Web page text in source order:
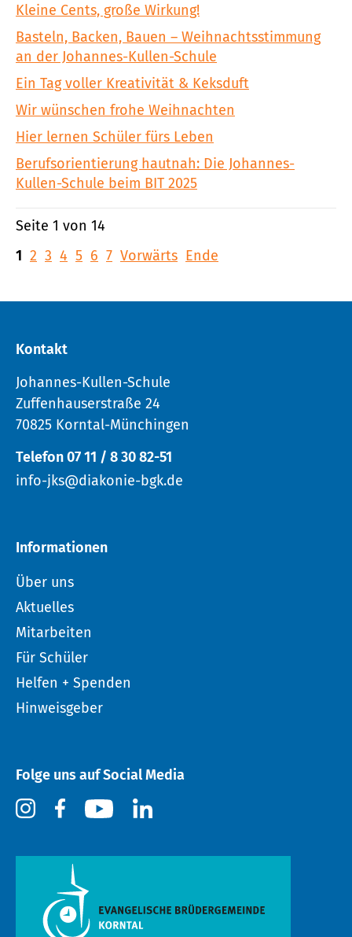
Kleine Cents, große Wirkung!
Basteln, Backen, Bauen – Weihnachtsstimmung
an der Johannes-Kullen-Schule
Ein Tag voller Kreativität & Keksduft
Wir wünschen frohe Weihnachten
Hier lernen Schüler fürs Leben
Berufsorientierung hautnah: Die Johannes-
Kullen-Schule beim BIT 2025
Seite 1 von 14
1 2 3 4 5 6 7 Vorwärts Ende
Kontakt
Johannes-Kullen-Schule
Zuffenhauserstraße 24
70825 Korntal-Münchingen
Telefon 07 11 / 8 30 82-51
info-jks@diakonie-bgk.de
Informationen
Über uns
Aktuelles
Mitarbeiten
Für Schüler
Helfen + Spenden
Hinweisgeber
Folge uns auf Social Media